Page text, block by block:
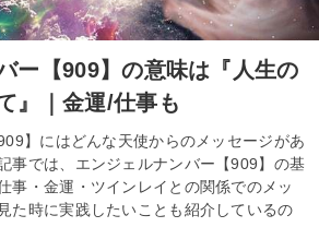
ー【909】の意味は『人生の
』｜金運/仕事も
】にはどんな天使からのメッセージがあ
事では、エンジェルナンバー【909】の基
事・金運・ツインレイとの関係でのメッ
た時に実践したいことも紹介しているの